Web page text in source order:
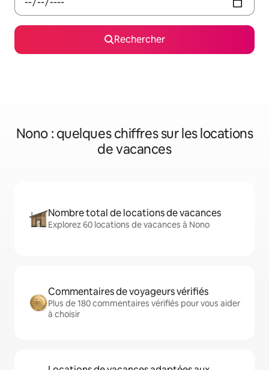
Rechercher
Nono : quelques chiffres sur les locations
de vacances
Nombre total de locations de vacances
Explorez 60 locations de vacances à Nono
Commentaires de voyageurs vérifiés
Plus de 180 commentaires vérifiés pour vous aider
à choisir